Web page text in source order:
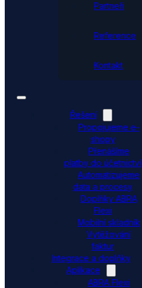
Partneři
Reference
Kontakt
Řešení
Propojujeme e-
shopy
Přenášíme
platby do účetnictví
Automatizujeme
data a procesy
Doplňky ABRA
Flexi
Mobilní skladník
Vytěžování
faktur
Integrace a doplňky
Aplikace
ABRA Flexi